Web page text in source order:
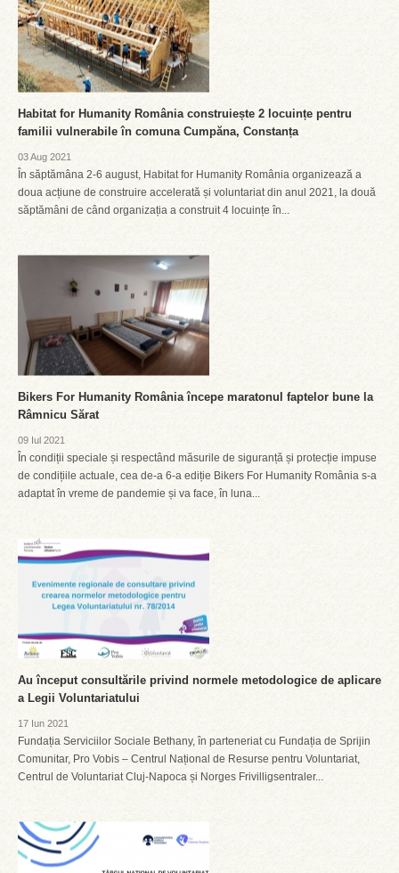
Habitat for Humanity România construiește 2 locuințe pentru
familii vulnerabile în comuna Cumpăna, Constanța
03 Aug 2021
În săptămâna 2-6 august, Habitat for Humanity România organizează a
doua acțiune de construire accelerată și voluntariat din anul 2021, la două
săptămâni de când organizația a construit 4 locuințe în...
Bikers For Humanity România începe maratonul faptelor bune la
Râmnicu Sărat
09 Iul 2021
În condiții speciale și respectând măsurile de siguranță și protecție impuse
de condițiile actuale, cea de-a 6-a ediție Bikers For Humanity România s-a
adaptat în vreme de pandemie și va face, în luna...
Au început consultările privind normele metodologice de aplicare
a Legii Voluntariatului
17 Iun 2021
Fundația Serviciilor Sociale Bethany, în parteneriat cu Fundația de Sprijin
Comunitar, Pro Vobis – Centrul Național de Resurse pentru Voluntariat,
Centrul de Voluntariat Cluj-Napoca și Norges Frivilligsentraler...